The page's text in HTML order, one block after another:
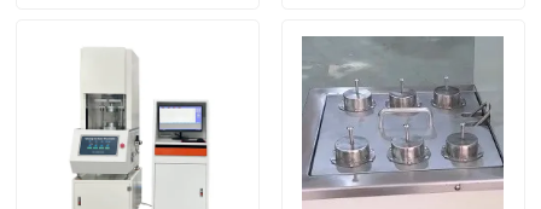
Laboratuvar Test Cihazları
Üniversal Test Makinesi